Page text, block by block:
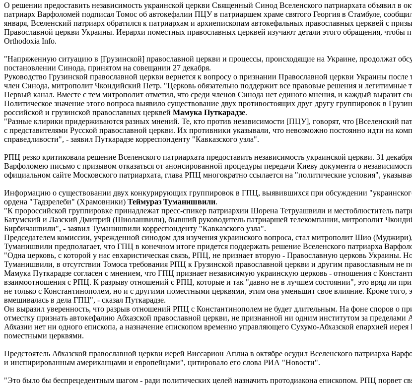
О решении предоставить независимость украинской церкви Священный Синод Вселенского патриархата объявил в
патриарх Варфоломей подписал Томос об автокефалии ПЦУ в патриаршем храме святого Георгия в Стамбуле,
января, Вселенский патриарх обратился к патриархам и архиепископам автокефальных православных церквей с
Православной церкви Украины. Иерархи поместных православных церквей изучают детали этого обращения, чтобы
Orthodoxia Info.
"Напряженную ситуацию в [Грузинской] православной церкви и процессы, происходящие на Украине, продолжат
постановлении Синода, принятом на совещании 27 декабря.
Руководство Грузинской православной церкви вернется к вопросу о признании Православной церкви Украины
член Синода, митрополит Чкондийский Петр. "Церковь обязательно поддержит все правовые решения и легитимные
Первый канал. Вместе с тем митрополит отметил, что среди членов Синода нет единого мнения, и каждый выразит
Политическое значение этого вопроса выявило существование двух противостоящих друг другу группировок в
российской и грузинской православных церквей Мамука Путкарадзе.
"Разные клирики придерживаются разных мнений. Те, кто против независимости [ПЦУ], говорят, что [Вселенский
с представителями Русской православной церкви. Их противники указывали, что невозможно постоянно идти на
справедливости", - заявил Путкарадзе корреспонденту "Кавказского узла".
РПЦ резко критиковала решение Вселенского патриархата предоставить независимость украинской церкви. 31
Варфоломею письмо с призывом отказаться от анонсированной процедуры передачи Киеву документа о
официальном сайте Московского патриархата, глава РПЦ многократно ссылается на "политические условия",
Информацию о существовании двух конкурирующих группировок в ГПЦ, выявившихся при обсуждении
ордена "Тадзрелеби" (Храмовники) Теймураз Туманишвили.
"К пророссийской группировке принадлежат пресс-спикер патриархии Шорена Тетруашвили и местоблюститель
Батумский и Лазский Дмитрий (Шиолашвили), бывший руководитель патриаршей телекомпании, митрополит
Бирбичашвили", - заявил Туманишвили корреспонденту "Кавказского узла".
Председателем комиссии, учрежденной синодом для изучения украинского вопроса, стал митрополит Шио
Туманишвили предполагает, что ГПЦ в конечном итоге придется поддержать решение Вселенского патриарха
"Одна церковь, с которой у нас евхаристическая связь, РПЦ, не признает вторую - Православную церковь Украины.
Туманишвили, в отсутствии Томоса требования РПЦ к Грузинской православной церкви и другим православным не
Мамука Путкарадзе согласен с мнением, что ГПЦ признает независимую украинскую церковь - отношения с
взаимоотношения с РПЦ. К разрыву отношений с РПЦ, которые и так "давно не в лучшем состоянии", это вряд ли
не только с Константинополем, но и с другими поместными церквями, этим она уменьшит свое влияние. Кроме
вмешивалась в дела ГПЦ", - сказал Путкарадзе.
Он выразил уверенность, что разрыв отношений РПЦ с Константинополем не будет длительным. На фоне споров о
отместку признать автокефалию Абхазской православной церкви, не признанной ни одним институтом за
Абхазии нет ни одного епископа, а назначение епископом временно управляющего Сухумо-Абхазской епархией
поместными церквями.
Предстоятель Абхазской православной церкви иерей Виссарион Аплиа в октябре осудил Вселенского патриарха
и инспирированным американцами и европейцами", цитировало его слова РИА "Новости".
"Это было бы беспрецедентным шагом - ради политических целей назначить протодиакона епископом. РПЦ порвет